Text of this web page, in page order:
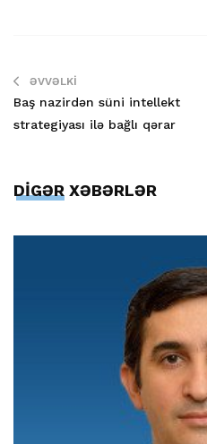
ƏVVƏLKI
Baş nazirdən süni intellekt
strategiyası ilə bağlı qərar
DİGƏR XƏBƏRLƏR